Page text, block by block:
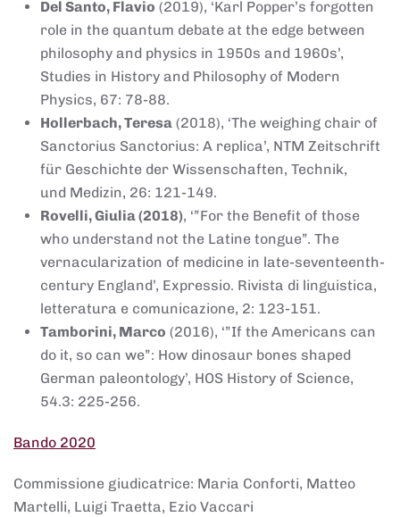
Del Santo, Flavio (2019), ‘Karl Popper’s forgotten
role in the quantum debate at the edge between
philosophy and physics in 1950s and 1960s’,
Studies in History and Philosophy of Modern
Physics, 67: 78-88.
Hollerbach, Teresa (2018), ‘The weighing chair of
Sanctorius Sanctorius: A replica’, NTM Zeitschrift
für Geschichte der Wissenschaften, Technik,
und Medizin, 26: 121-149.
Rovelli, Giulia (2018), ‘”For the Benefit of those
who understand not the Latine tongue”. The
vernacularization of medicine in late-seventeenth-
century England’, Expressio. Rivista di linguistica,
letteratura e comunicazione, 2: 123-151.
Tamborini, Marco (2016), ‘”If the Americans can
do it, so can we”: How dinosaur bones shaped
German paleontology’, HOS History of Science,
54.3: 225-256.
Bando 2020
Commissione giudicatrice: Maria Conforti, Matteo
Martelli, Luigi Traetta, Ezio Vaccari